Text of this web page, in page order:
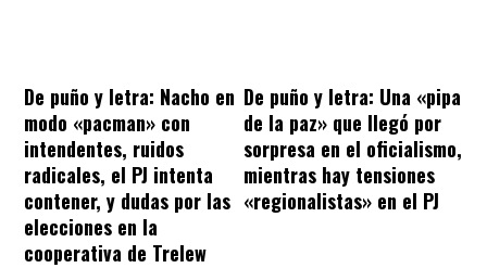
De puño y letra: Nacho en
modo «pacman» con
intendentes, ruidos
radicales, el PJ intenta
contener, y dudas por las
elecciones en la
cooperativa de Trelew
De puño y letra: Una «pipa
de la paz» que llegó por
sorpresa en el oficialismo,
mientras hay tensiones
«regionalistas» en el PJ